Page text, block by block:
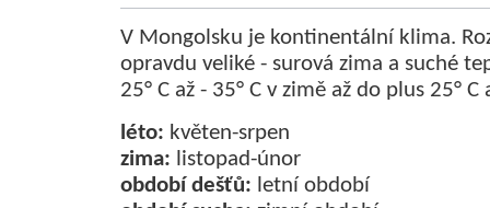
V Mongolsku je kontinentální klima.
opravdu veliké - surová zima a suché
25° С až - 35° С v zimě až do plus 25° С
léto: květen-srpen
zima: listopad-únor
období dešťů: letní období